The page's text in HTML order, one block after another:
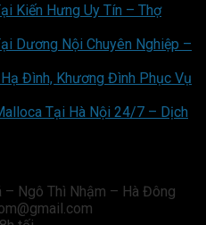
Kiến Hưng Uy Tín – Thợ
Dương Nội Chuyên Nghiệp –
Đình, Khương Đình Phục Vụ
Tại Hà Nội 24/7 – Dịch
– Ngô Thì Nhậm – Hà Đông